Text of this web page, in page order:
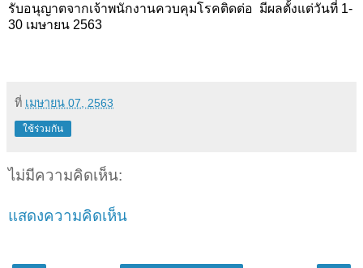
รับอนุญาตจากเจ้าพนักงานควบคุมโรคติดต่อ มีผลตั้งแต่วันที่ 1-
30 เมษายน 2563
ที่ เมษายน 07, 2563
ใช้ร่วมกัน
ไม่มีความคิดเห็น:
แสดงความคิดเห็น